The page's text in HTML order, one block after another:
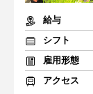
給与
シフト
雇用形態
アクセス